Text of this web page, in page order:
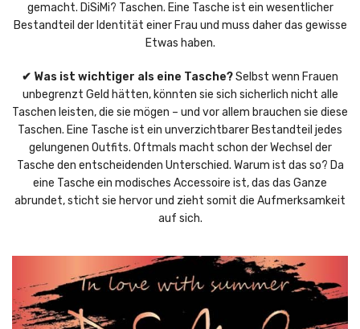
gemacht. DiSiMi? Taschen. Eine Tasche ist ein wesentlicher
Bestandteil der Identität einer Frau und muss daher das gewisse
Etwas haben.
✔ Was ist wichtiger als eine Tasche?Selbst wenn Frauen
unbegrenzt Geld hätten, könnten sie sich sicherlich nicht alle
Taschen leisten, die sie mögen – und vor allem brauchen sie diese
Taschen. Eine Tasche ist ein unverzichtbarer Bestandteil jedes
gelungenen Outfits. Oftmals macht schon der Wechsel der
Tasche den entscheidenden Unterschied. Warum ist das so? Da
eine Tasche ein modisches Accessoire ist, das das Ganze
abrundet, sticht sie hervor und zieht somit die Aufmerksamkeit
auf sich.